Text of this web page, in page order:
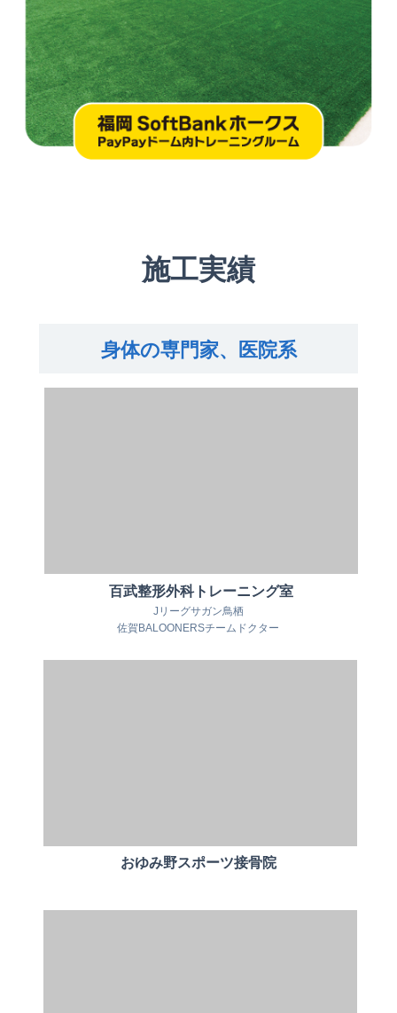
施工実績
身体の専門家、医院系
百武整形外科トレーニング室
おゆみ野スポーツ接骨院
Jリーグサガン鳥栖
佐賀BALOONERSチームドクター